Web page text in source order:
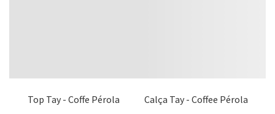
Top Tay - Coffe Pérola Calça Tay - Coffee Pérola